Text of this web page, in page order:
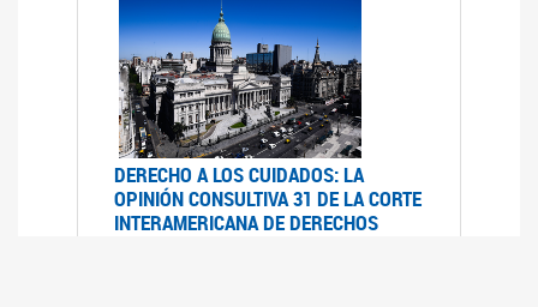
DERECHO A LOS CUIDADOS: LA
OPINIÓN CONSULTIVA 31 DE LA CORTE
INTERAMERICANA DE DERECHOS